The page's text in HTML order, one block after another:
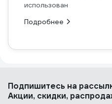
использован
Подробнее
Подпишитесь на
Акции, скидки,